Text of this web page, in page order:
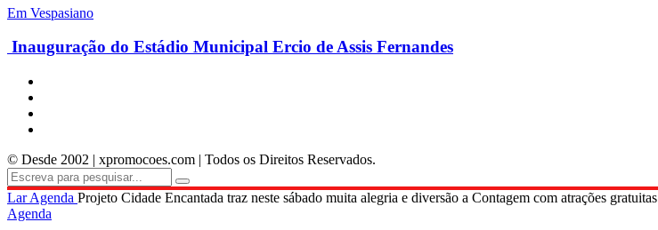
Em Vespasiano
Inauguração do Estádio Municipal Ercio de Assis Fernandes
© Desde 2002 | xpromocoes.com | Todos os Direitos Reservados.
LarAgenda Projeto Cidade Encantada traz neste sábado muita alegria e diversão a Contagem com atrações gratuitas
Agenda